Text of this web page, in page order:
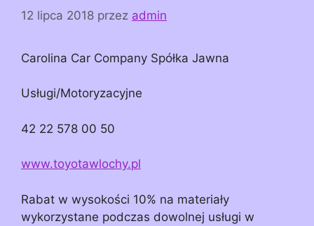
12 lipca 2018 przez admin
Carolina Car Company Spółka Jawna
Usługi/Motoryzacyjne
42 22 578 00 50
www.toyotawlochy.pl
Rabat w wysokości 10% na materiały
wykorzystane podczas dowolnej usługi w